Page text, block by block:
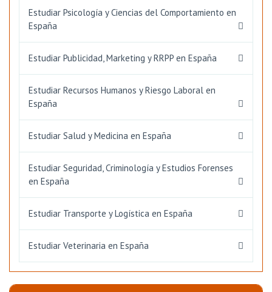
Estudiar Psicología y Ciencias del Comportamiento en
España
Estudiar Publicidad, Marketing y RRPP en España
Estudiar Recursos Humanos y Riesgo Laboral en
España
Estudiar Salud y Medicina en España
Estudiar Seguridad, Criminología y Estudios Forenses
en España
Estudiar Transporte y Logística en España
Estudiar Veterinaria en España